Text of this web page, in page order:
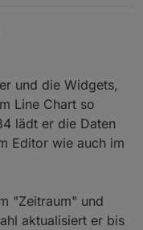
und die Widgets,
Line Chart so
lädt er die Daten
Editor wie auch im
"Zeitraum" und
aktualisiert er bis